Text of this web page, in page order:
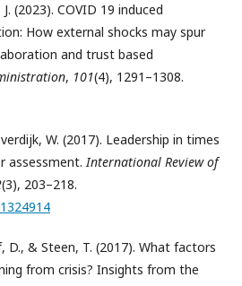
(2023). COVID 19 induced
How external shocks may spur
and trust based
, 101(4), 1291–1308.
W. (2017). Leadership in times
assessment.International Review of
(3), 203–218.
D., & Steen, T. (2017). What factors
from crisis? Insights from the